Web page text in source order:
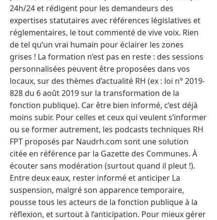
24h/24 et rédigent pour les demandeurs des
expertises statutaires avec références législatives et
réglementaires, le tout commenté de vive voix. Rien
de tel qu’un vrai humain pour éclairer les zones
grises ! La formation n’est pas en reste : des sessions
personnalisées peuvent être proposées dans vos
locaux, sur des thèmes d’actualité RH (ex : loi n° 2019-
828 du 6 août 2019 sur la transformation de la
fonction publique). Car être bien informé, c’est déjà
moins subir. Pour celles et ceux qui veulent s’informer
ou se former autrement, les podcasts techniques RH
FPT proposés par Naudrh.com sont une solution
citée en référence par la Gazette des Communes. À
écouter sans modération (surtout quand il pleut !).
Entre deux eaux, rester informé et anticiper La
suspension, malgré son apparence temporaire,
pousse tous les acteurs de la fonction publique à la
réflexion, et surtout à l’anticipation. Pour mieux gérer